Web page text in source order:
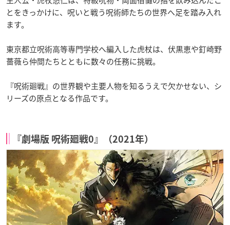
とをきっかけに、呪いと戦う呪術師たちの世界へ足を踏み入れ
ます。
東京都立呪術高等専門学校へ編入した虎杖は、伏黒恵や釘崎野
薔薇ら仲間たちとともに数々の任務に挑戦。
『呪術廻戦』の世界観や主要人物を知るうえで欠かせない、シ
リーズの原点となる作品です。
『劇場版 呪術廻戦0』（2021年）